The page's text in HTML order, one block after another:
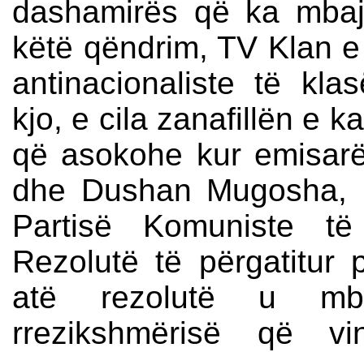
dashamirës që ka
këtë qëndrim, TV Klan
antinacionaliste të
kjo, e cila zanafillën e
që asokohe kur
dhe Dushan
Partisë Komuniste
Rezolutë të përgatitur
atë rezolutë u
rrezikshmërisë që